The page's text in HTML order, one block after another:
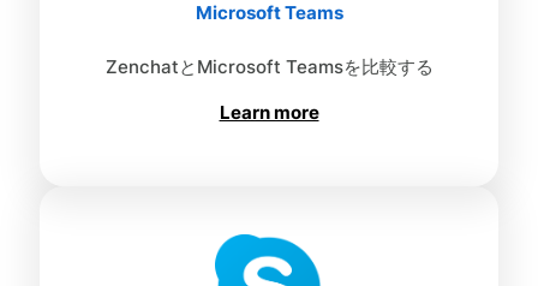
Microsoft Teams
ZenchatとMicrosoft Teamsを比較する
Learn more